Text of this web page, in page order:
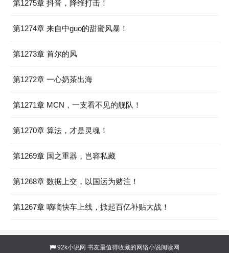
第1275章 抖音，降维打击！
第1274章 来自中guo的甜蜜风暴！
第1273章 首尔的风
第1272章 一心奶茶出海
第1271章 MCN，一支看不见的舰队！
第1270章 算法，才是灵魂！
第1269章 国之重器，岂容私藏
第1268章 数据上交，以国运为赌注！
第1267章 嘀嘀快车上线，掀起百亿补贴大战！
92k小说网 书友最值得收藏的网络小说阅读网